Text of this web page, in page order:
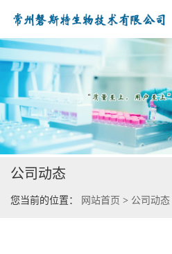
公司首页
公司介绍
公司动态
公司动态
您当前的位置： 网站首页 > 公司动态